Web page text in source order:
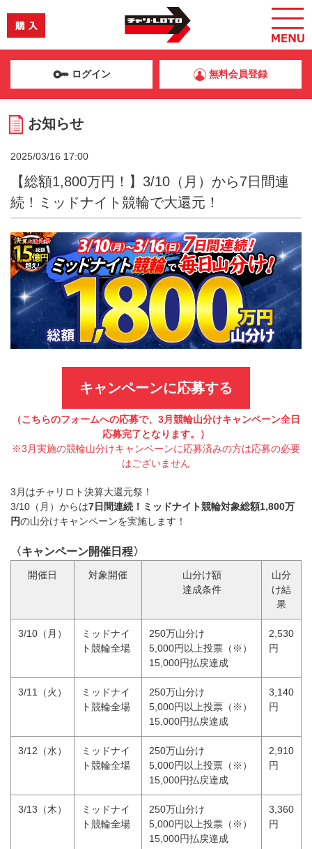
ログイン 無料会員登録
お知らせ
2025/03/16 17:00
【総額1,800万円！】3/10（月）から7日間連
続！ミッドナイト競輪で大還元！
キャンペーンに応募する
（こちらのフォームへの応募で、3月競輪山分けキャンペーン全日
応募完了となります。）
※3月実施の競輪山分けキャンペーンに応募済みの方は応募の必要
はございません
3月はチャリロト決算大還元祭！
3/10（月）からは7日間連続！ミッドナイト競輪対象総額1,800万
円の山分けキャンペーンを実施します！
〈キャンペーン開催日程〉
開催日 対象開催
山分け額
達成条件
山分
け結
果
3/10（月）
ミッドナイ
ト競輪全場
250万山分け
5,000円以上投票（※）
15,000円払戻達成
2,530
円
3/11（火）
ミッドナイ
ト競輪全場
250万山分け
5,000円以上投票（※）
15,000円払戻達成
3,140
円
3/12（水）
ミッドナイ
ト競輪全場
250万山分け
5,000円以上投票（※）
15,000円払戻達成
2,910
円
3/13（木）
ミッドナイ
ト競輪全場
250万山分け
5,000円以上投票（※）
15,000円払戻達成
3,360
円